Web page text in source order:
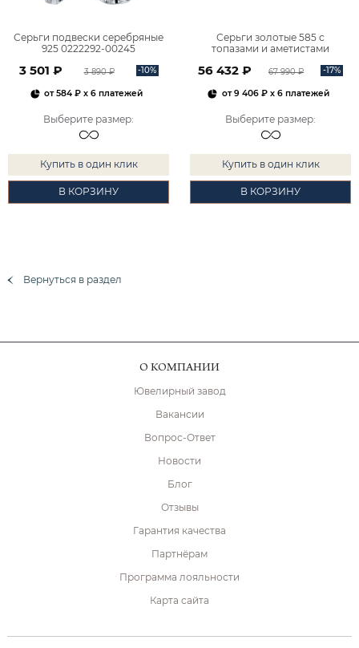
Серьги подвески серебряные
925 0222292-00245
3 501 ₽ 3 890 ₽ -10%
от584 ₽ x 6 платежей
Выберите размер:
Купить в один клик
В КОРЗИНУ
Серьги золотые 585 с
топазами и аметистами
56 432 ₽ 67 990 ₽ -17%
от9 406 ₽x 6 платежей
Выберите размер:
Купить в один клик
В КОРЗИНУ
Вернуться в раздел
О КОМПАНИИ
Ювелирный завод
Вакансии
Вопрос-Ответ
Новости
Блог
Отзывы
Гарантия качества
Партнёрам
Программа лояльности
Карта сайта